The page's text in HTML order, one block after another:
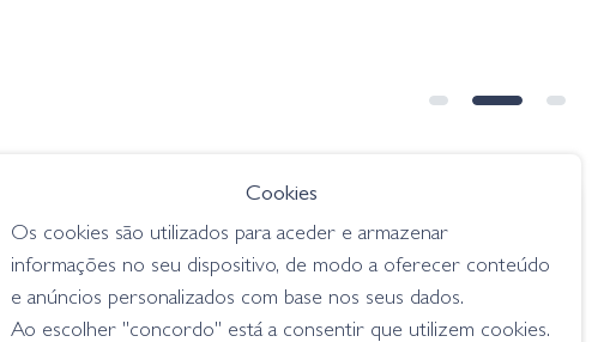
Sweet
Googan Bandito Bug - Flamin' Hot
lagostins
Cookies
Os cookies são utilizados para aceder e armazenar
informações no seu dispositivo, de modo a oferecer conteúdo
e anúncios personalizados com base nos seus dados.
Ao escolher "concordo" está a consentir que utilizem cookies.